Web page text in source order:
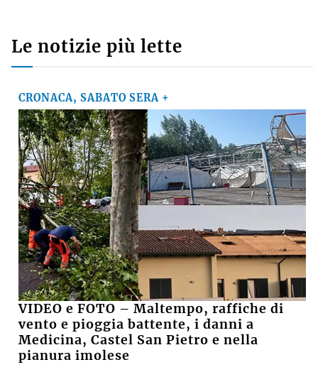
Le notizie più lette
CRONACA, SABATO SERA +
VIDEO e FOTO – Maltempo, raffiche di
vento e pioggia battente, i danni a
Medicina, Castel San Pietro e nella
pianura imolese